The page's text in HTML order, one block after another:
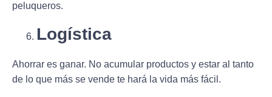
peluqueros.
Logística
Ahorrar es ganar. No acumular productos y estar al tanto
de lo que más se vende te hará la vida más fácil.